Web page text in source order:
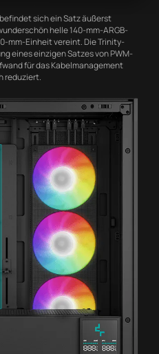
befindet sich ein Satz äußerst
helle 140-mm-ARGB-
mm-Einheit vereint. Die Trinity-
eines einzigen Satzes von PWM-
für das Kabelmanagement
reduziert.